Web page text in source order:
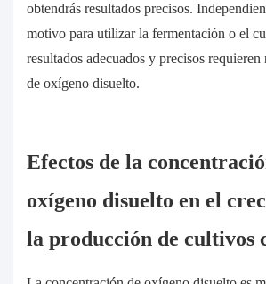
obtendrás resultados precisos.
motivo para utilizar la fermentación o el
resultados adecuados y precisos requieren
de oxígeno disuelto.
Efectos de la
oxígeno disuelto en el
la producción de cultivos